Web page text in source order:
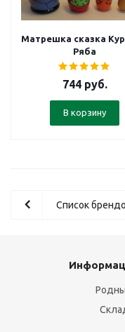
Матрешка сказка
Ряба
744руб.
В корзину
Список